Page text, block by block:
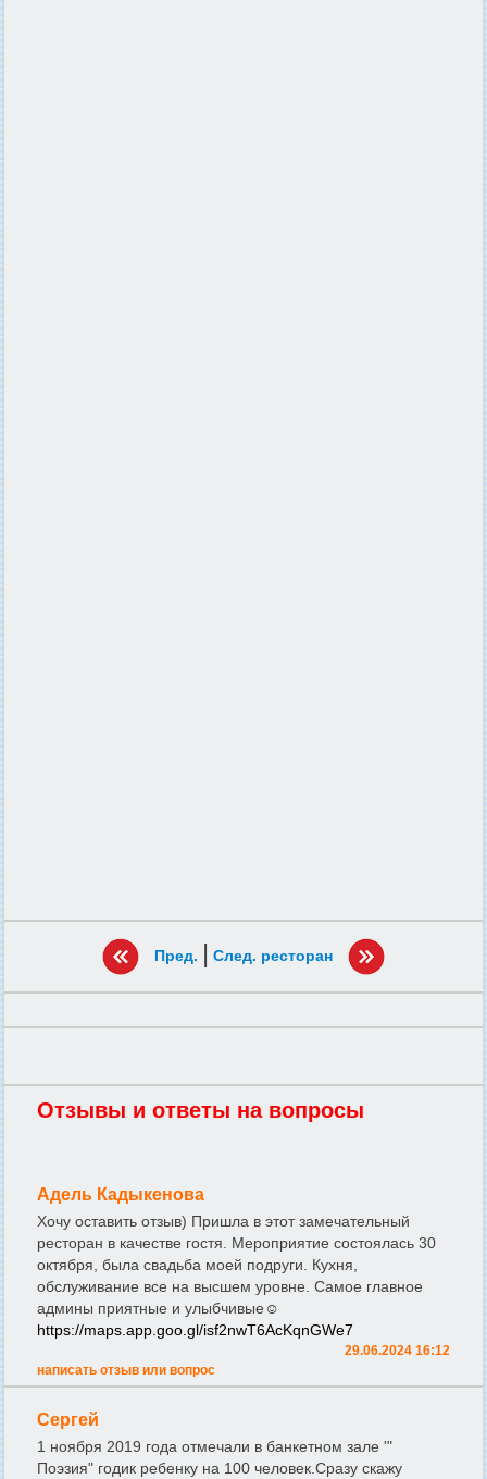
Пред. | След. ресторан
Отзывы и ответы на вопросы
Адель Кадыкенова
Хочу оставить отзыв) Пришла в этот замечательный
ресторан в качестве гостя. Мероприятие состоялась 30
октября, была свадьба моей подруги. Кухня,
обслуживание все на высшем уровне. Самое главное
админы приятные и улыбчивые☺️
https://maps.app.goo.gl/isf2nwT6AcKqnGWe7
29.06.2024 16:12
написать отзыв или вопрос
Сергей
1 ноября 2019 года отмечали в банкетном зале '"
Поэзия" годик ребенку на 100 человек.Сразу скажу